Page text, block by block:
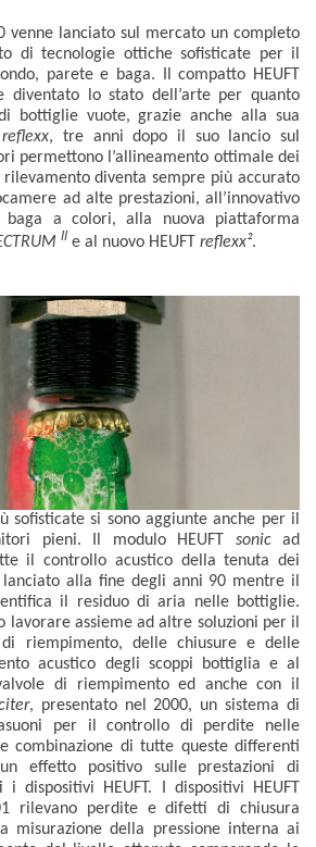
venne lanciato sul mercato un completo
di tecnologie ottiche sofisticate per il
parete e baga. Il compatto HEUFT
diventato lo stato dell’arte per quanto
bottiglie vuote, grazie anche alla sua
reflexx, tre anni dopo il suo lancio sul
permettono l’allineamento ottimale dei
diventa sempre più accurato
ad alte prestazioni, all’innovativo
baga a colori, alla nuova piattaforma
II e al nuovo HEUFT reflexx².
sofisticate si sono aggiunte anche per il
pieni. Il modulo HEUFT sonic ad
il controllo acustico della tenuta dei
alla fine degli anni 90 mentre il
il residuo di aria nelle bottiglie.
lavorare assieme ad altre soluzioni per il
riempimento, delle chiusure e delle
acustico degli scoppi bottiglia e al
di riempimento ed anche con il
, presentato nel 2000, un sistema di
per il controllo di perdite nelle
combinazione di tutte queste differenti
effetto positivo sulle prestazioni di
dispositivi HEUFT. I dispositivi HEUFT
rilevano perdite e difetti di chiusura
misurazione della pressione interna ai